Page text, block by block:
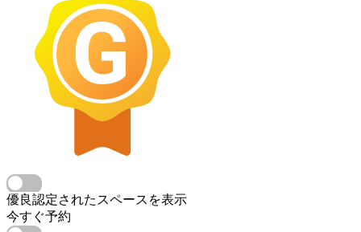
優良認定されたスペースを表示
今すぐ予約